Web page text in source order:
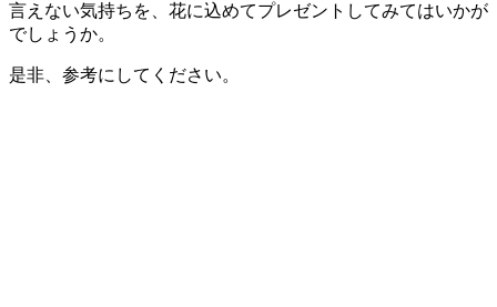
言えない気持ちを、花に込めてプレゼントしてみてはいかが
でしょうか。
是非、参考にしてください。